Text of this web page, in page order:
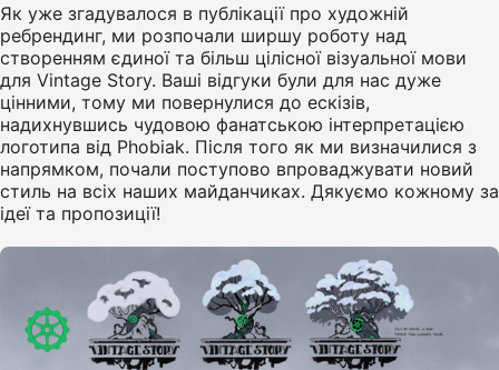
Як уже згадувалося в публікації про художній
ребрендинг, ми розпочали ширшу роботу над
створенням єдиної та більш цілісної візуальної мови
для Vintage Story. Ваші відгуки були для нас дуже
цінними, тому ми повернулися до ескізів,
надихнувшись чудовою фанатською інтерпретацією
логотипа від Phobiak. Після того як ми визначилися з
напрямком, почали поступово впроваджувати новий
стиль на всіх наших майданчиках. Дякуємо кожному за
ідеї та пропозиції!